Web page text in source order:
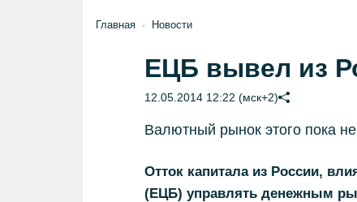
Главная Новости
ЕЦБ вывел из
12.05.2014 12:22 (мск+2)
Валютный рынок этого пока
Отток капитала из России,
(ЕЦБ) управлять денежным